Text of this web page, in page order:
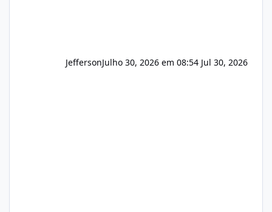
JeffersonJulho 30, 2026 em 08:54 Jul 30, 2026